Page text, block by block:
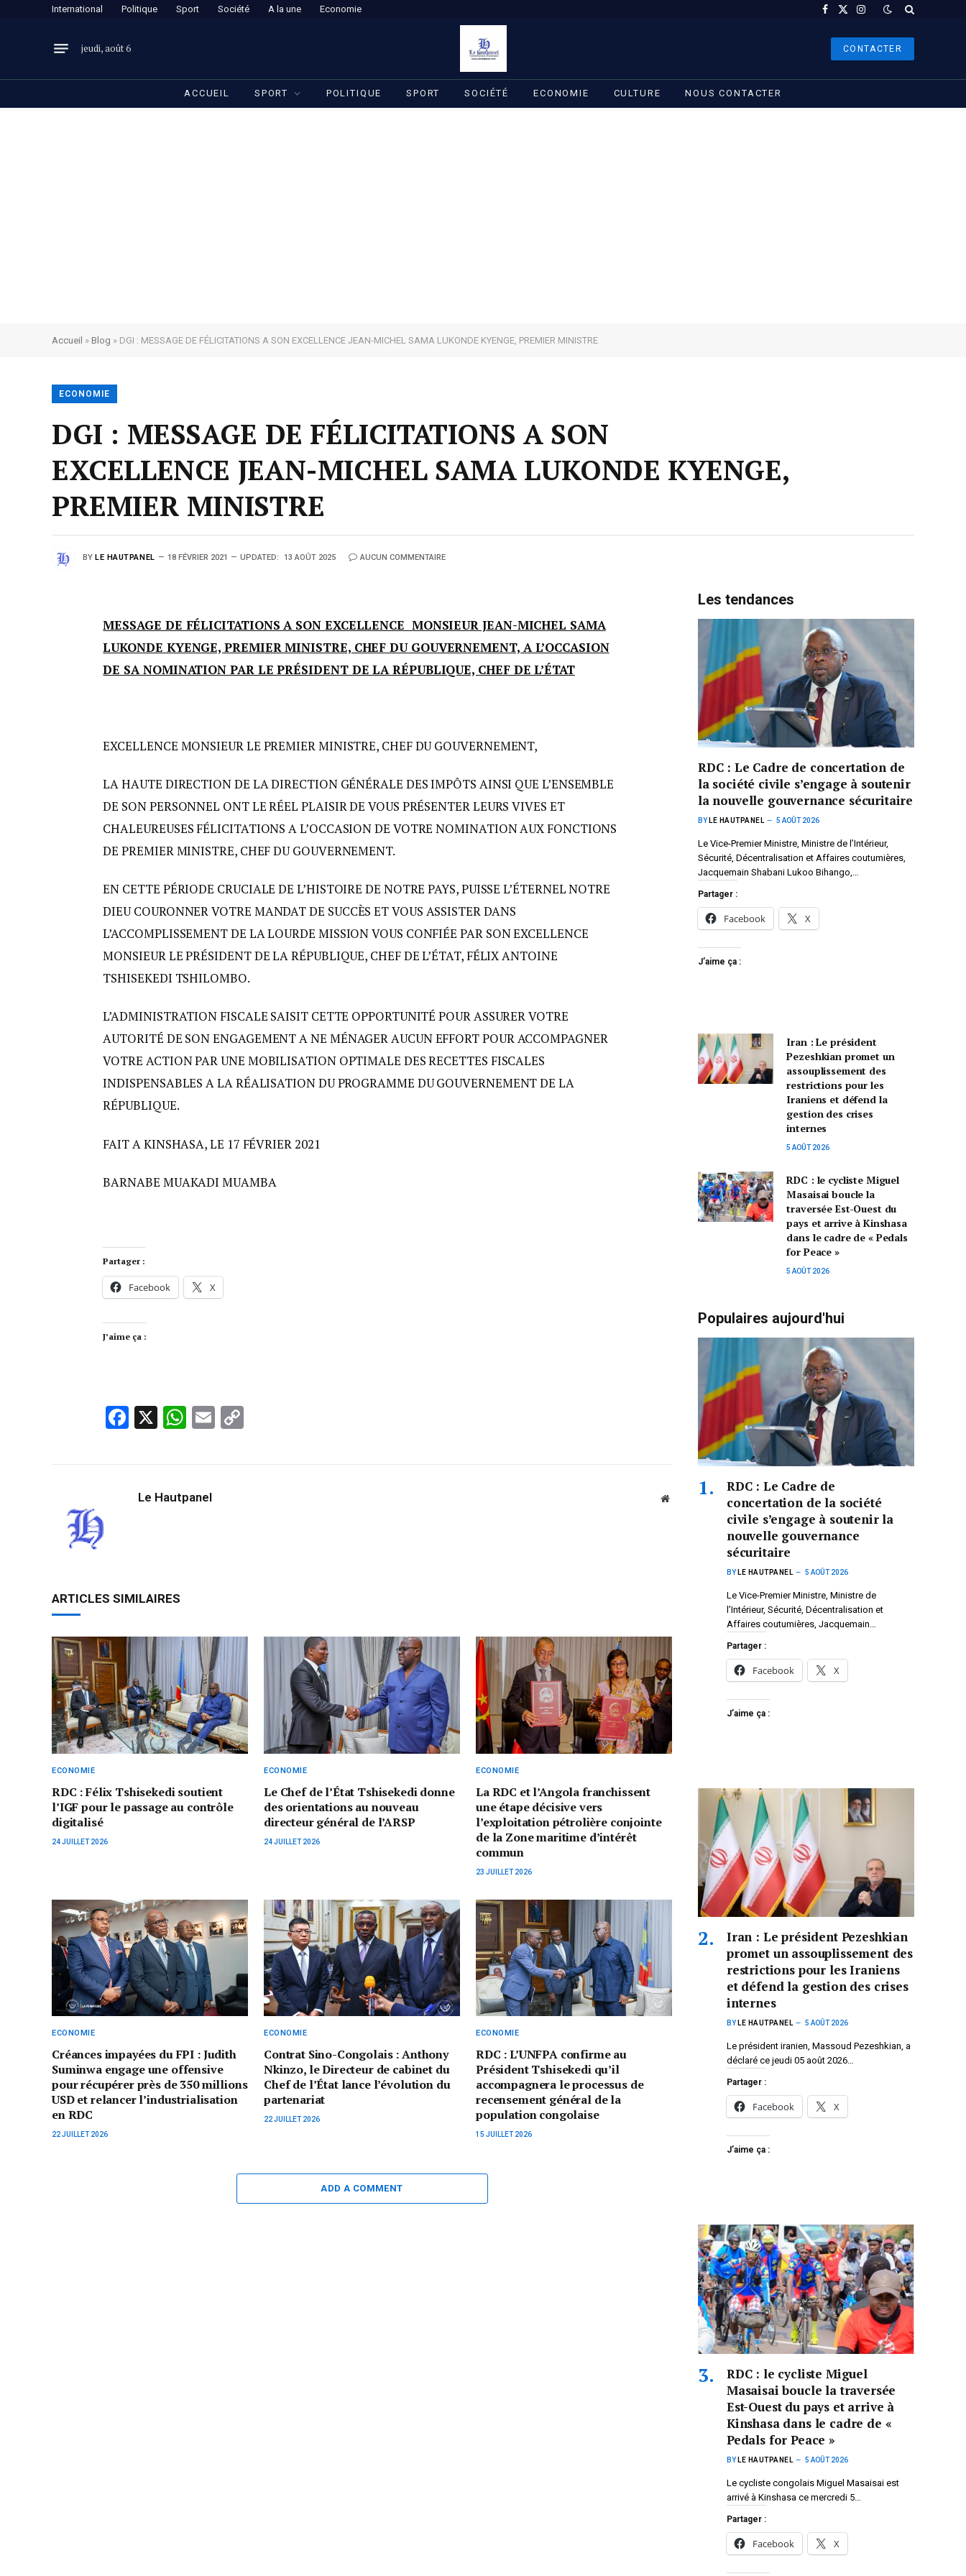
International Politique Sport Société A la une Economie Facebook
X
Instagram
jeudi, août 6 CONTACTER
ACCUEIL SPORT POLITIQUE SPORT SOCIÉTÉ ECONOMIE CULTURE NOUS CONTACTER
Accueil » Blog » DGI : MESSAGE DE FÉLICITATIONS A SON EXCELLENCE JEAN-MICHEL SAMA LUKONDE KYENGE, PREMIER MINISTRE
ECONOMIE
DGI : MESSAGE DE FÉLICITATIONS A SON
EXCELLENCE JEAN-MICHEL SAMA LUKONDE KYENGE,
PREMIER MINISTRE
BY LE HAUTPANEL 18 FÉVRIER 2021 UPDATED: 13 AOÛT 2025 AUCUN COMMENTAIRE
MESSAGE DE FÉLICITATIONS A SON EXCELLENCE MONSIEUR JEAN-MICHEL SAMA
LUKONDE KYENGE, PREMIER MINISTRE, CHEF DU GOUVERNEMENT, A L’OCCASION
DE SA NOMINATION PAR LE PRÉSIDENT DE LA RÉPUBLIQUE, CHEF DE L’ÉTAT
EXCELLENCE MONSIEUR LE PREMIER MINISTRE, CHEF DU GOUVERNEMENT,
LA HAUTE DIRECTION DE LA DIRECTION GÉNÉRALE DES IMPÔTS AINSI QUE L’ENSEMBLE
DE SON PERSONNEL ONT LE RÉEL PLAISIR DE VOUS PRÉSENTER LEURS VIVES ET
CHALEUREUSES FÉLICITATIONS A L’OCCASION DE VOTRE NOMINATION AUX FONCTIONS
DE PREMIER MINISTRE, CHEF DU GOUVERNEMENT.
EN CETTE PÉRIODE CRUCIALE DE L’HISTOIRE DE NOTRE PAYS, PUISSE L’ÉTERNEL NOTRE
DIEU COURONNER VOTRE MANDAT DE SUCCÈS ET VOUS ASSISTER DANS
L’ACCOMPLISSEMENT DE LA LOURDE MISSION VOUS CONFIÉE PAR SON EXCELLENCE
MONSIEUR LE PRÉSIDENT DE LA RÉPUBLIQUE, CHEF DE L’ÉTAT, FÉLIX ANTOINE
TSHISEKEDI TSHILOMBO.
L’ADMINISTRATION FISCALE SAISIT CETTE OPPORTUNITÉ POUR ASSURER VOTRE
AUTORITÉ DE SON ENGAGEMENT A NE MÉNAGER AUCUN EFFORT POUR ACCOMPAGNER
VOTRE ACTION PAR UNE MOBILISATION OPTIMALE DES RECETTES FISCALES
INDISPENSABLES A LA RÉALISATION DU PROGRAMME DU GOUVERNEMENT DE LA
RÉPUBLIQUE.
FAIT A KINSHASA, LE 17 FÉVRIER 2021
BARNABE MUAKADI MUAMBA
Partager :
Facebook X
J’aime ça :
Facebook
X WhatsApp
Email
Le Hautpanel Website
ARTICLES SIMILAIRES
ECONOMIE
RDC : Félix Tshisekedi soutient
l’IGF pour le passage au contrôle
digitalisé
24 JUILLET 2026
ECONOMIE
‎Le Chef de l’État Tshisekedi donne
des orientations au nouveau
directeur général de l’ARSP
24 JUILLET 2026
ECONOMIE
La RDC et l’Angola franchissent
une étape décisive vers
l’exploitation pétrolière conjointe
de la Zone maritime d’intérêt
commun
23 JUILLET 2026
ECONOMIE
Créances impayées du FPI : Judith
Suminwa engage une offensive
pour récupérer près de 350 millions
USD et relancer l’industrialisation
en RDC
22 JUILLET 2026
ECONOMIE
Contrat Sino-Congolais : Anthony
Nkinzo, le Directeur de cabinet du
Chef de l’État lance l’évolution du
partenariat
22 JUILLET 2026
ECONOMIE
RDC : L’UNFPA confirme au
Président Tshisekedi qu’il
accompagnera le processus de
recensement général de la
population congolaise
15 JUILLET 2026
ADD A COMMENT
Les tendances
RDC : Le Cadre de concertation de
la société civile s’engage à soutenir
la nouvelle gouvernance sécuritaire
BY LE HAUTPANEL 5 AOÛT 2026
Le Vice-Premier Ministre, Ministre de l’Intérieur,
Sécurité, Décentralisation et Affaires coutumières,
Jacquemain Shabani Lukoo Bihango,…
Partager :
Facebook X
J’aime ça :
Iran : Le président
Pezeshkian promet un
assouplissement des
restrictions pour les
Iraniens et défend la
gestion des crises
internes
5 AOÛT 2026
RDC : le cycliste Miguel
Masaisai boucle la
traversée Est-Ouest du
pays et arrive à Kinshasa
dans le cadre de « Pedals
for Peace »
5 AOÛT 2026
Populaires aujourd'hui
RDC : Le Cadre de
concertation de la société
civile s’engage à soutenir la
nouvelle gouvernance
sécuritaire
BY LE HAUTPANEL 5 AOÛT 2026
Le Vice-Premier Ministre, Ministre de
l’Intérieur, Sécurité, Décentralisation et
Affaires coutumières, Jacquemain…
Partager :
Facebook X
J’aime ça :
Iran : Le président Pezeshkian
promet un assouplissement des
restrictions pour les Iraniens
et défend la gestion des crises
internes
BY LE HAUTPANEL 5 AOÛT 2026
Le président iranien, Massoud Pezeshkian, a
déclaré ce jeudi 05 août 2026…
Partager :
Facebook X
J’aime ça :
RDC : le cycliste Miguel
Masaisai boucle la traversée
Est-Ouest du pays et arrive à
Kinshasa dans le cadre de «
Pedals for Peace »
BY LE HAUTPANEL 5 AOÛT 2026
Le cycliste congolais Miguel Masaisai est
arrivé à Kinshasa ce mercredi 5…
Partager :
Facebook X